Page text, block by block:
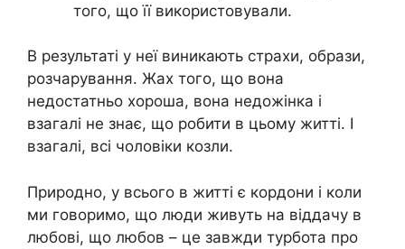
того, що її використовували.
В результаті у неї виникають страхи, образи,
розчарування. Жах того, що вона
недостатньо хороша, вона недожінка і
взагалі не знає, що робити в цьому житті. І
взагалі, всі чоловіки козли.
Природно, у всього в житті є кордони і коли
ми говоримо, що люди живуть на віддачу в
любові, що любов – це завжди турбота про